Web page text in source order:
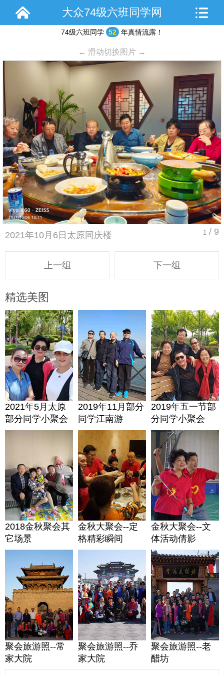
大众74级六班同学网
74级六班同学 52 年真情流露！
← 滑动切换图片 →
1 / 9
2021年10月6日太原同庆楼
上一组 下一组
精选美图
2021年5月太原
部分同学小聚会
2019年11月部分
同学江南游
2019年五一节部
分同学小聚会
2018金秋聚会其
它场景
金秋大聚会--定
格精彩瞬间
金秋大聚会--文
体活动倩影
聚会旅游照--常
家大院
聚会旅游照--乔
家大院
聚会旅游照--老
醋坊